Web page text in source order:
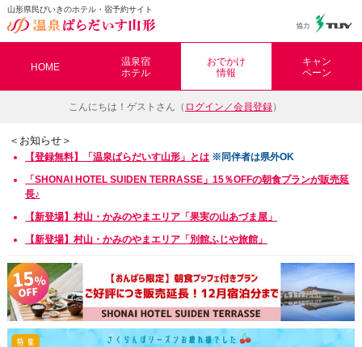
山形県民びいきのホテル・宿予約サイト
HOME
温泉宿
ホテル
おでかけ
情報
キャン
ペーン
こんにちは！ ゲストさん（ ログイン／会員登録）
＜お知らせ＞
【登録無料】「温泉ぱらだいす山形」とは ※同伴者は県外OK
「SHONAI HOTEL SUIDEN TERRASSE」15％OFFの朝食プランが販売延
長♪
【新登場】村山・かみのやまエリア「果実の山あづま屋」
【新登場】村山・かみのやまエリア「別館ふじや旅館」